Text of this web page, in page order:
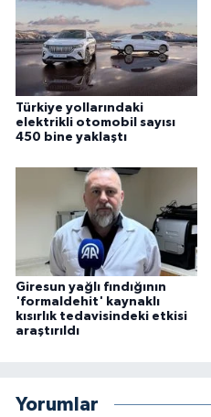
Türkiye yollarındaki
elektrikli otomobil sayısı
450 bine yaklaştı
Giresun yağlı fındığının
'formaldehit' kaynaklı
kısırlık tedavisindeki etkisi
araştırıldı
Yorumlar